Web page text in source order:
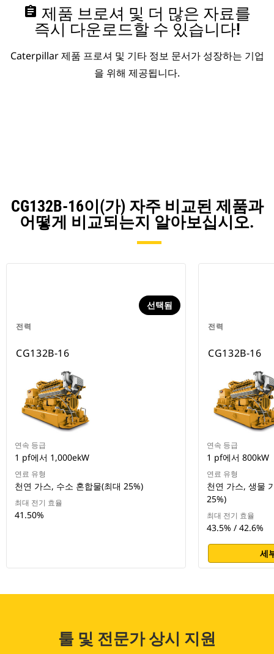
assignment 제품 브로셔 및 더 많은 자료를
즉시 다운로드할 수 있습니다!
Caterpillar 제품 프로셔 및 기타 정보 문서가 성장하는 기업
을 위해 제공됩니다.
CG132B-16이(가) 자주 비교된 제품과
어떻게 비교되는지 알아보십시오.
전력
선택됨
CG132B-16
연속 등급
1 pf에서 1,000ekW
연료 유형
천연 가스, 수소 혼합물(최대 25%)
최대 전기 효율
41.50%
전력
CG132B-16
연속 등급
1 pf에서 800kW
연료 유형
천연 가스, 생물
25%)
최대 전기 효율
43.5% / 42.6%
세
툴 및 전문가 상시 지원